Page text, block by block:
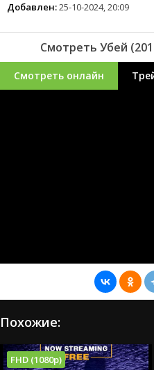
Добавлен:25-10-2024, 20:09
Смотреть Убей
Смотреть онлайн
Похожие:
FHD (1080p)